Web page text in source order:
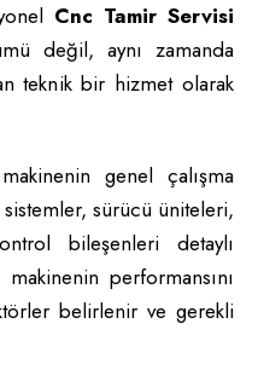
Cnc Tamir Servisi
değil, aynı zamanda
teknik bir hizmet olarak
genel çalışma
sürücü üniteleri,
bileşenleri detaylı
performansını
belirlenir ve gerekli